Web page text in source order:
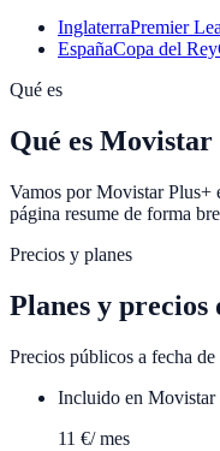
InglaterraPremier
EspañaCopa del Rey
Qué es
Qué es Movistar
Vamos por Movistar Plus+
página resume de forma
Precios y planes
Planes y precios
Precios públicos a fecha
Incluido en Movistar
11 €/ mes